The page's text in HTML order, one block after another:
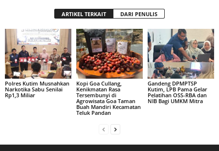
ARTIKEL TERKAIT DARI PENULIS
Polres Kutim Musnahkan
Narkotika Sabu Senilai
Rp1,3 Miliar
Kopi Goa Cullang,
Kenikmatan Rasa
Tersembunyi di
Agrowisata Goa Taman
Buah Mandiri Kecamatan
Teluk Pandan
Gandeng DPMPTSP
Kutim, LPB Pama Gelar
Pelatihan OSS-RBA dan
NIB Bagi UMKM Mitra